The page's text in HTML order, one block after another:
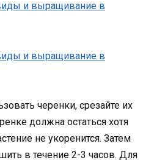
черенки, срезайте их
должна остаться хотя
не укоренится. Затем
в течение 2-3 часов. Для